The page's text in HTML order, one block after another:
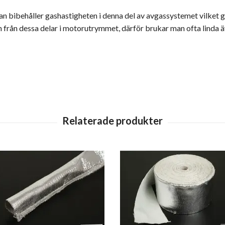
bibehåller gashastigheten i denna del av avgassystemet
dessa delar i motorutrymmet, därför brukar man ofta linda